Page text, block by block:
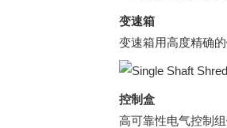
变速箱
变速箱用高度精确
控制盒
高可靠性电气控制